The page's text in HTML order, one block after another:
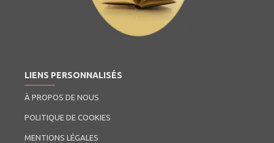
LIENS PERSONNALISÉS
À PROPOS DE NOUS
POLITIQUE DE COOKIES
MENTIONS LÉGALES